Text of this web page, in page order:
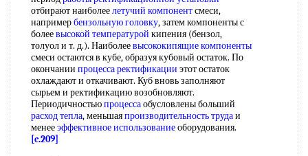
отбирают наиболеелетучий компонентсмеси,
напримербензольную головку, затем компоненты с
болеевысокой температурой кипения (бензол,
толуол и т. д.). Наиболеевысококипящие компоненты
смеси остаются в кубе, образуя кубовый остаток. По
окончании процесса ректификации этот остаток
охлаждают и откачивают. Куб вновь заполняют
сырьем и ректификацию возобновляют.
Периодичностьюпроцессаобусловлены больший
расход тепла, меньшаяпроизводительность трудаи
менееэффективное использованиеоборудования.
[c.209]